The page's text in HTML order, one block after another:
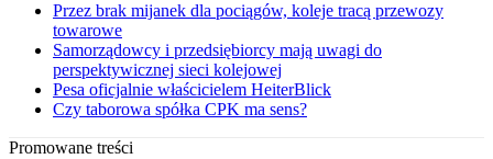
Przez brak mijanek dla pociągów, koleje tracą przewozy
towarowe
Samorządowcy i przedsiębiorcy mają uwagi do
perspektywicznej sieci kolejowej
Pesa oficjalnie właścicielem HeiterBlick
Czy taborowa spółka CPK ma sens?
Promowane treści